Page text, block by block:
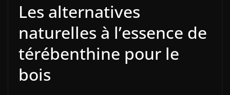
Les alternatives
naturelles à l’essence de
térébenthine pour le
bois